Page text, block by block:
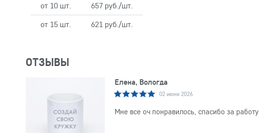
от 10 шт.
657 руб./шт.
от 15 шт.
621 руб./шт.
ОТЗЫВЫ
Елена, Вологда
02 июня 2026
Мне все оч понравилось, спасибо за работу